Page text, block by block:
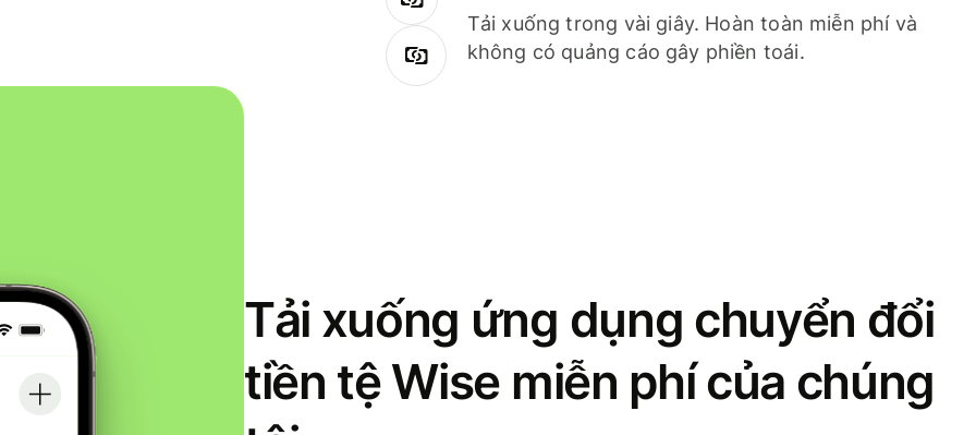
Tải xuống trong vài giây. Hoàn toàn miễn phí và
không có quảng cáo gây phiền toái.
Tải xuống ứng dụng chuyển đổi
tiền tệ Wise miễn phí của chúng